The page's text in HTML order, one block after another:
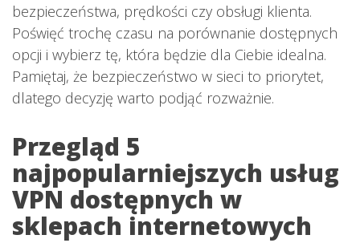
bezpieczeństwa, prędkości czy obsługi klienta.
Poświęć trochę czasu na porównanie dostępnych
opcji i wybierz tę, która będzie dla Ciebie idealna.
Pamiętaj, że bezpieczeństwo w sieci to priorytet,
dlatego decyzję warto podjąć rozważnie.
Przegląd 5
najpopularniejszych usług
VPN dostępnych w
sklepach internetowych